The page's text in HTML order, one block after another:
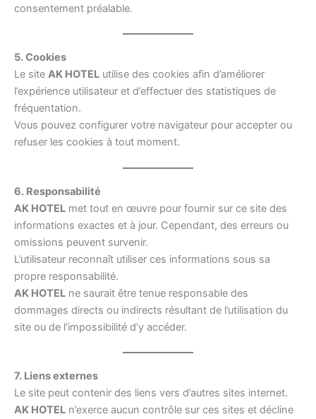
consentement préalable.
5. Cookies
Le site AK HOTEL utilise des cookies afin d’améliorer
l’expérience utilisateur et d’effectuer des statistiques de
fréquentation.
Vous pouvez configurer votre navigateur pour accepter ou
refuser les cookies à tout moment.
6. Responsabilité
AK HOTEL met tout en œuvre pour fournir sur ce site des
informations exactes et à jour. Cependant, des erreurs ou
omissions peuvent survenir.
L’utilisateur reconnaît utiliser ces informations sous sa
propre responsabilité.
AK HOTEL ne saurait être tenue responsable des
dommages directs ou indirects résultant de l’utilisation du
site ou de l’impossibilité d’y accéder.
7. Liens externes
Le site peut contenir des liens vers d’autres sites internet.
AK HOTEL n’exerce aucun contrôle sur ces sites et décline